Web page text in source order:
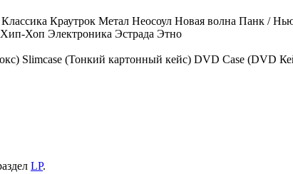
Классика Краутрок Метал Неосоул Новая волна Панк /
Хип-Хоп Электроника Эстрада Этно
Slimcase (Тонкий картонный кейс) DVD Case (DVD
LP.